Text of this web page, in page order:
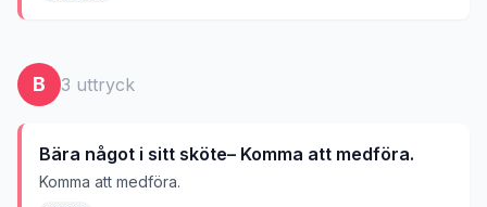
B 3 uttryck
Bära något i sitt sköte– Komma att medföra.
Komma att medföra.